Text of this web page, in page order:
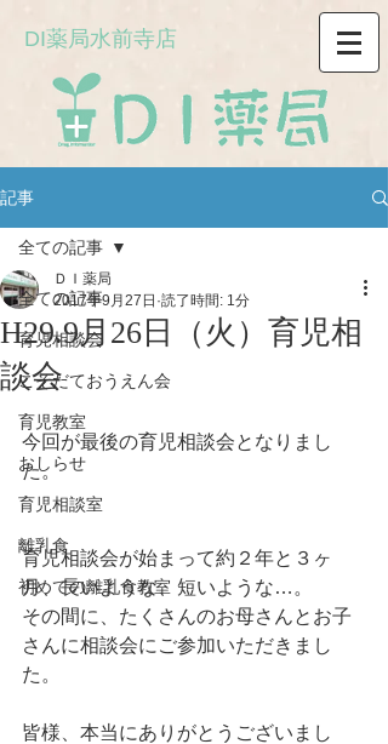
DI薬局水前寺店
記事
全ての記事
育児相談会
こそだておうえん会
育児教室
おしらせ
育児相談室
離乳食
初めての離乳食教室
全ての記事
H29.9月26日（火）育児相
談会
ＤＩ薬局
2017年9月27日 読了時間: 1分
今回が最後の育児相談会となりまし
た。
育児相談会が始まって約２年と３ヶ
月、長いような、短いような…。
その間に、たくさんのお母さんとお子
さんに相談会にご参加いただきまし
た。
皆様、本当にありがとうございまし